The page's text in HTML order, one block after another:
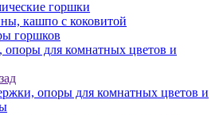
горшки
кашпо с коковитой
горшков
для комнатных цветов и
опоры для комнатных цветов и